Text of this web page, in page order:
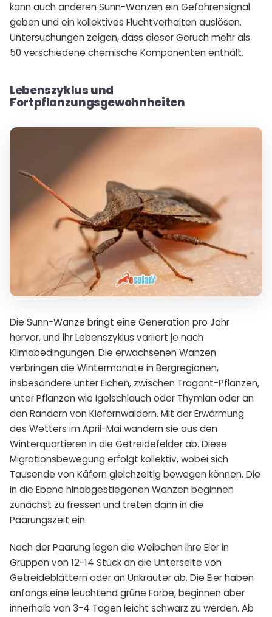
kann auch anderen Sunn-Wanzen ein Gefahrensignal
geben und ein kollektives Fluchtverhalten auslösen.
Untersuchungen zeigen, dass dieser Geruch mehr als
50 verschiedene chemische Komponenten enthält.
Lebenszyklus und
Fortpflanzungsgewohnheiten
Die Sunn-Wanze bringt eine Generation pro Jahr
hervor, und ihr Lebenszyklus variiert je nach
Klimabedingungen. Die erwachsenen Wanzen
verbringen die Wintermonate in Bergregionen,
insbesondere unter Eichen, zwischen Tragant-Pflanzen,
unter Pflanzen wie Igelschlauch oder Thymian oder an
den Rändern von Kiefernwäldern. Mit der Erwärmung
des Wetters im April-Mai wandern sie aus den
Winterquartieren in die Getreidefelder ab. Diese
Migrationsbewegung erfolgt kollektiv, wobei sich
Tausende von Käfern gleichzeitig bewegen können. Die
in die Ebene hinabgestiegenen Wanzen beginnen
zunächst zu fressen und treten dann in die
Paarungszeit ein.
Nach der Paarung legen die Weibchen ihre Eier in
Gruppen von 12-14 Stück an die Unterseite von
Getreideblättern oder an Unkräuter ab. Die Eier haben
anfangs eine leuchtend grüne Farbe, beginnen aber
innerhalb von 3-4 Tagen leicht schwarz zu werden. Ab